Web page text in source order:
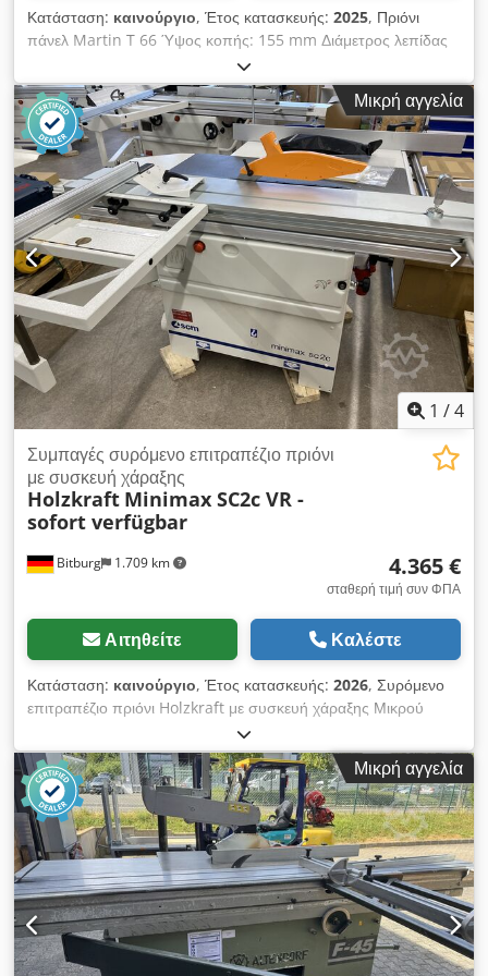
Κατάσταση: καινούργιο, Έτος κατασκευής: 2025, Πριόνι
πάνελ Martin T 66 Ύψος κοπής: 155 mm Διάμετρος λεπίδας
πριονιού: 450 mm Περιστρεφόμενο: μονόπλευρο Ισχύς
κίνησης: 5,5 KW Μήκος τραπεζιού κοπής: 3,0 m Πλάτος
κοπής: 1350 mm παράλληλη στάση μέσω χειροτροχού Τυπικό
τραπέζι σταυρού για στοπ μήκους για γωνιακές τομές
Αναλογικό στοπ μήκους με συνεχές σύστημα επέκταση
τραπεζιού στο πίσω μέρος Dcedpfsv Erkaox Acaok Τ66
T6615/2-a Ισχύς μετάδοσης κίνησης 5,5 KW T6630/3-a
μήκους τραπεζιού στολισμού 3,0 m T 6635/3-a πλάτος κοπής
1350 mm T 6641-a Παράλληλη στάση που κινείται με
χειροκίνητο τροχό T6660/1-ένα τυπικό σταυρωτό τραπέζι για
γωνιακές κοπές T 6670-a αναλογικό στοπ μήκους T 6680/1-a
προέκταση πίσω τραπεζιού Τοποθεσία: από την αποθήκη
54634 Bitburg - άμεσα διαθέσιμο - Ορισμένες από τις εικόνες
δείχνουν επιλογές που δεν είναι αποτελούν μέρος της
προσφοράς.
Μικρή αγγελία
1 /4
Bitburg 1.709 km
Συμπαγές συρόμενο επιτραπέζιο πριόνι
με συσκευή χάραξης
Holzkraft Minimax SC2c VR -
sofort verfügbar
4.365 €
σταθερή τιμή συν ΦΠΑ
Αιτηθείτε Καλέστε
Κατάσταση: καινούργιο, Έτος κατασκευής: 2026, Συρόμενο
επιτραπέζιο πριόνι Holzkraft με συσκευή χάραξης Μικρού
μεγέθους δισκοπρίονο με ανακλινόμενη πριονόλαμα και
συρόμενο τραπέζι υψηλής ποιότητας από ανοδιωμένο
αλουμίνιο Επίπεδο κοπής του δισκοπρίονου μικρού μεγέθους
απευθείας στο τραπέζι κυλίνδρων Ολισθαίνον καροτσάκι από
ανοδιωμένο αλουμίνιο με ακρίβεια, στάνταρ φινίρισμα Μεγάλος
βραχίονας τραπεζιού που καθοδηγείται σε τηλεσκοπικό
βραχίονα και ρυθμίζεται κατά μήκος Dcodpfx Aceih Dwvsask Η
στάνταρ επέκταση και η διεύρυνση του τραπεζιού
διευκολύνουν την εργασία με μεγαλύτερα τεμάχια. Η μεγάλης
διάστασης μονάδα πριονίσματος από γκρι χυτοσίδηρο είναι
διπλά τοποθετημένη στο χυτοσίδηρο τραπέζι και εγγυάται
Μικρή αγγελία